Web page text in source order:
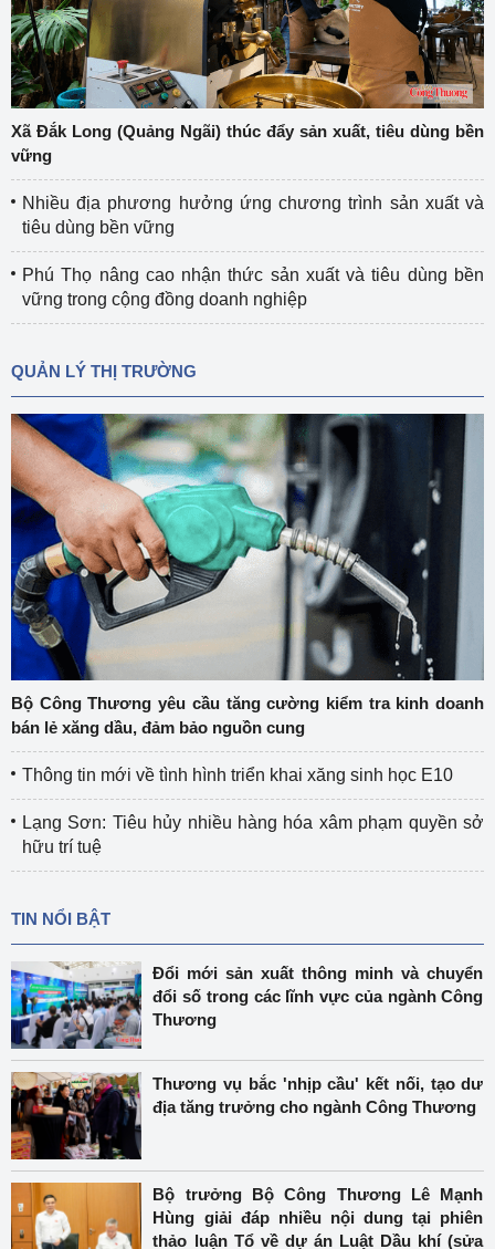
Xã Đắk Long (Quảng Ngãi) thúc đẩy sản xuất, tiêu dùng bền
vững
Nhiều địa phương hưởng ứng chương trình sản xuất và
tiêu dùng bền vững
Phú Thọ nâng cao nhận thức sản xuất và tiêu dùng bền
vững trong cộng đồng doanh nghiệp
QUẢN LÝ THỊ TRƯỜNG
Bộ Công Thương yêu cầu tăng cường kiểm tra kinh doanh
bán lẻ xăng dầu, đảm bảo nguồn cung
Thông tin mới về tình hình triển khai xăng sinh học E10
Lạng Sơn: Tiêu hủy nhiều hàng hóa xâm phạm quyền sở
hữu trí tuệ
TIN NỔI BẬT
Đổi mới sản xuất thông minh và chuyển
đổi số trong các lĩnh vực của ngành Công
Thương
Thương vụ bắc 'nhịp cầu' kết nối, tạo dư
địa tăng trưởng cho ngành Công Thương
Bộ trưởng Bộ Công Thương Lê Mạnh
Hùng giải đáp nhiều nội dung tại phiên
thảo luận Tổ về dự án Luật Dầu khí (sửa